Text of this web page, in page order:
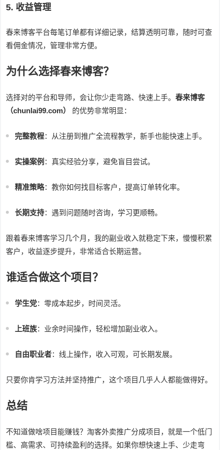
5. 收益管理
春来博客平台每笔订单都有详细记录，结算透明可靠，随时可查
看佣金情况，管理非常方便。
为什么选择春来博客？
选择对的平台和导师，会让你少走弯路、快速上手。春来博客
（chunlai99.com）
的优势非常明显：
完整教程：从注册到推广全流程教学，新手也能快速上手。
实操案例 ：真实经验分享，避免盲目尝试。
精准策略：教你如何找目标客户，提高订单转化率。
长期支持：遇到问题随时咨询，学习更顺畅。
跟着春来博客学习几个月，我的副业收入就稳定下来，慢慢积累
客户，收益逐步提升，非常适合长期运营。
谁适合做这个项目？
学生党：零成本起步，时间灵活。
上班族：业余时间操作，轻松增加副业收入。
自由职业者：线上操作，收入可观，可长期发展。
只要你肯学习方法并坚持推广，这个项目几乎人人都能做得好。
总结
不知道做啥项目能赚钱？淘客外卖推广分成项目，就是一个低门
槛、高需求、可持续盈利的选择。如果你想快速上手、少走弯